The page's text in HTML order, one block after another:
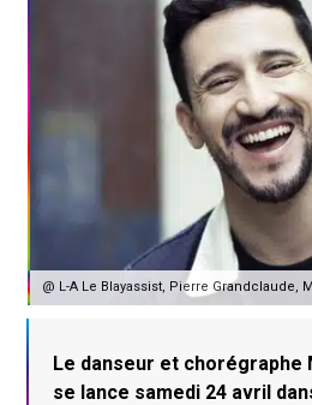
@ L-A Le Blayassist, Pierre Grandclaude,
Le danseur et chorégraphe
se lance samedi 24 avril